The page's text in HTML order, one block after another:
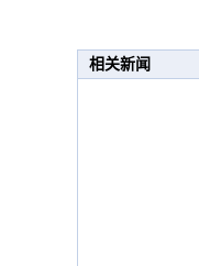
相关新闻